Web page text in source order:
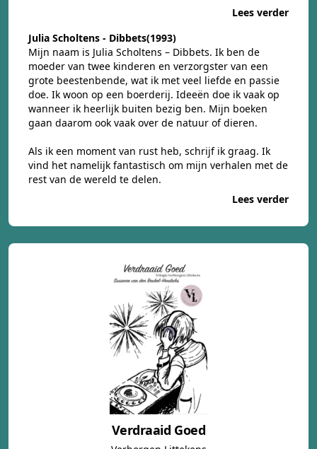
Lees verder
Julia Scholtens - Dibbets(1993)
Mijn naam is Julia Scholtens – Dibbets. Ik ben de
moeder van twee kinderen en verzorgster van een
grote beestenbende, wat ik met veel liefde en passie
doe. Ik woon op een boerderij. Ideeën doe ik vaak op
wanneer ik heerlijk buiten bezig ben. Mijn boeken
gaan daarom ook vaak over de natuur of dieren.
Als ik een moment van rust heb, schrijf ik graag. Ik
vind het namelijk fantastisch om mijn verhalen met de
rest van de wereld te delen.
Lees verder
Verdraaid Goed